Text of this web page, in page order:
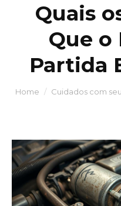
Quais
Que o
Partida
You are here:
Home Cuidados com